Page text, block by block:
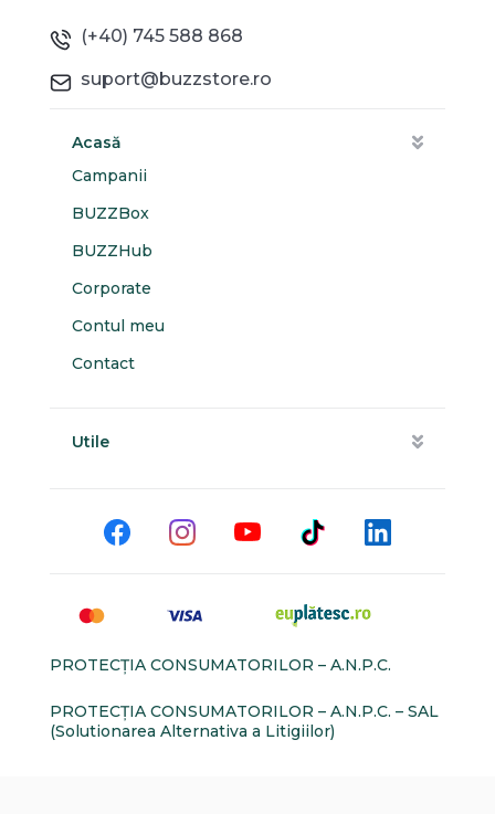
(+40) 745 588 868
suport@buzzstore.ro
Acasă
Campanii
BUZZBox
BUZZHub
Corporate
Contul meu
Contact
Utile
PROTECŢIA CONSUMATORILOR – A.N.P.C.
PROTECŢIA CONSUMATORILOR – A.N.P.C. – SAL
(Solutionarea Alternativa a Litigiilor)